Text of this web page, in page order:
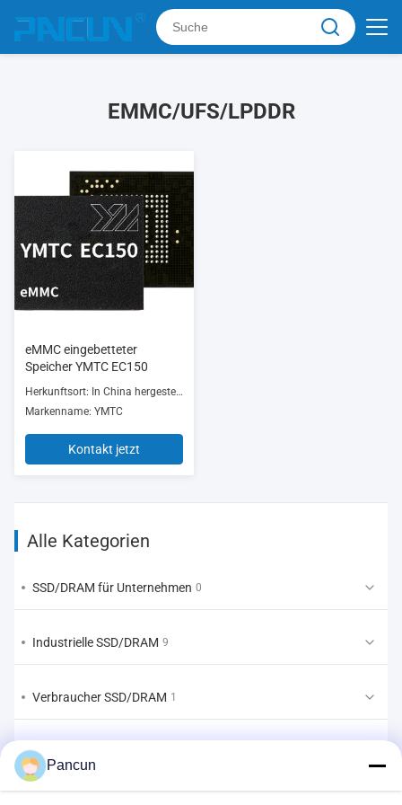
EMMC/UFS/LPDDR
eMMC eingebetteter
Speicher YMTC EC150
Herkunftsort: In China hergestellt
Markenname: YMTC
Kontakt jetzt
Alle Kategorien
SSD/DRAM für Unternehmen 0
Industrielle SSD/DRAM 9
Verbraucher SSD/DRAM 1
EMMC/UFS/LPDDR
Pancun